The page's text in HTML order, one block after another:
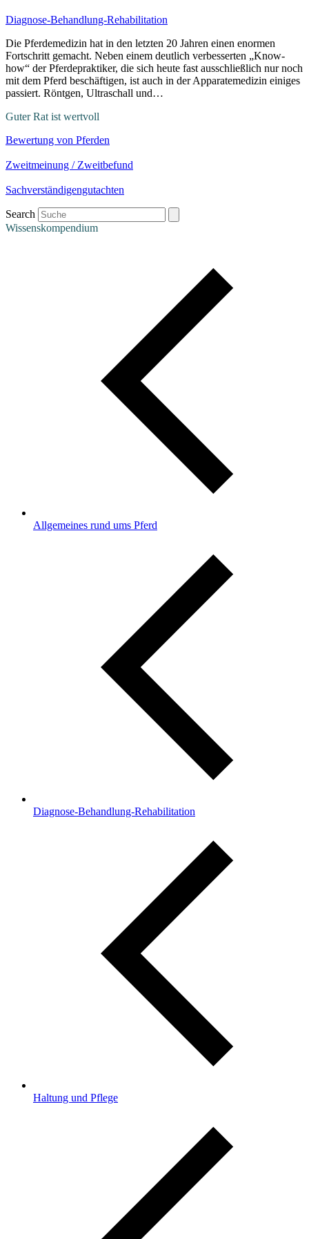
Diagnose-Behandlung-Rehabilitation
Die Pferdemedizin hat in den letzten 20 Jahren einen enormen
Fortschritt gemacht. Neben einem deutlich verbesserten „Know-
how“ der Pferdepraktiker, die sich heute fast ausschließlich nur noch
mit dem Pferd beschäftigen, ist auch in der Apparatemedizin einiges
passiert. Röntgen, Ultraschall und…
Guter Rat ist wertvoll
Bewertung von Pferden
Zweitmeinung / Zweitbefund
Sachverständigengutachten
Search
Wissenskompendium
Allgemeines rund ums Pferd
Diagnose-Behandlung-Rehabilitation
Haltung und Pflege